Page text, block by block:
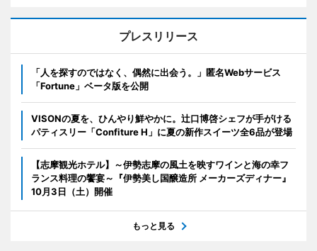
プレスリリース
「人を探すのではなく、偶然に出会う。」匿名Webサービス
「Fortune」ベータ版を公開
VISONの夏を、ひんやり鮮やかに。辻口博啓シェフが手がける
パティスリー「Confiture H」に夏の新作スイーツ全6品が登場
【志摩観光ホテル】～伊勢志摩の風土を映すワインと海の幸フ
ランス料理の饗宴～『伊勢美し国醸造所 メーカーズディナー』
10月3日（土）開催
もっと見る